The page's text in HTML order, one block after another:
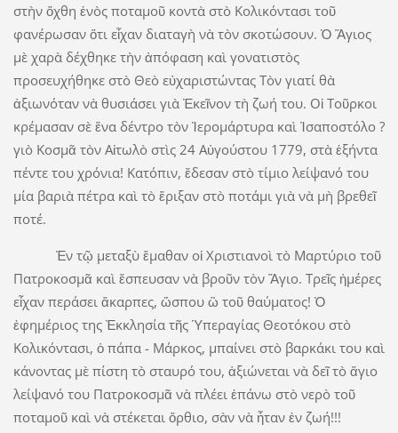
στὴν ὄχθη ἑνὸς ποταμοῦ κοντὰ στὸ Κολικόντασι τοῦ
φανέρωσαν ὅτι εἶχαν διαταγὴ νὰ τὸν σκοτώσουν. Ὁ Ἅγιος
μὲ χαρὰ δέχθηκε τὴν ἀπόφαση καὶ γονατιστὸς
προσευχήθηκε στὸ Θεὸ εὐχαριστώντας Τὸν γιατί θὰ
ἀξιωνόταν νὰ θυσιάσει γιὰ Ἐκεῖνον τὴ ζωή του. Οἱ Τοῦρκοι
κρέμασαν σὲ ἕνα δέντρο τὸν Ἱερομάρτυρα καὶ Ἰσαποστόλο ?
γιὸ Κοσμᾶ τὸν Αἰτωλὸ στὶς 24 Αὐγούστου 1779, στὰ ἑξήντα
πέντε του χρόνια! Κατόπιν, ἔδεσαν στὸ τίμιο λείψανό του
μία βαριὰ πέτρα καὶ τὸ ἔριξαν στὸ ποτάμι γιὰ νὰ μὴ βρεθεῖ
ποτέ.
Ἐν τῷ μεταξὺ ἔμαθαν οἱ Χριστιανοὶ τὸ Μαρτύριο τοῦ
Πατροκοσμᾶ καὶ ἔσπευσαν νὰ βροῦν τὸν Ἅγιο. Τρεῖς ἡμέρες
εἶχαν περάσει ἄκαρπες, ὥσπου ὢ τοῦ θαύματος! Ὁ
ἐφημέριος της Ἐκκλησία τῆς Ὑπεραγίας Θεοτόκου στὸ
Κολικόντασι, ὁ πάπα - Μάρκος, μπαίνει στὸ βαρκάκι του καὶ
κάνοντας μὲ πίστη τὸ σταυρό του, ἀξιώνεται νὰ δεῖ τὸ ἅγιο
λείψανό του Πατροκοσμᾶ νὰ πλέει ἐπάνω στὸ νερὸ τοῦ
ποταμοῦ καὶ νὰ στέκεται ὄρθιο, σὰν νὰ ἦταν ἐν ζωή!!!